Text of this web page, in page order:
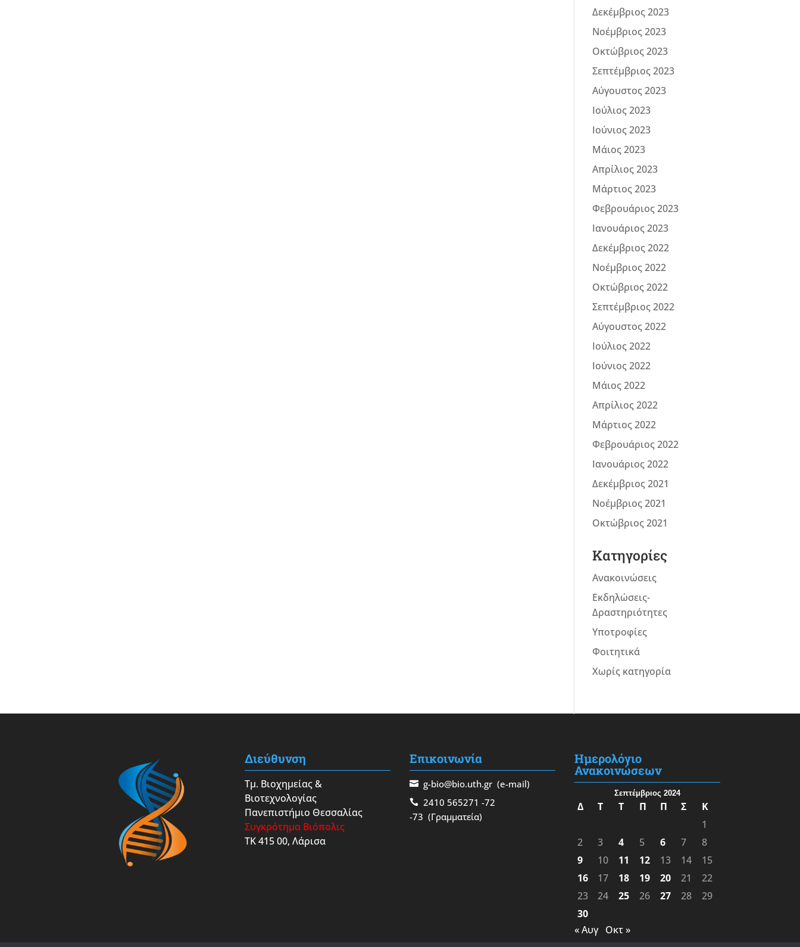
Δεκέμβριος 2023
Νοέμβριος 2023
Οκτώβριος 2023
Σεπτέμβριος 2023
Αύγουστος 2023
Ιούλιος 2023
Ιούνιος 2023
Μάιος 2023
Απρίλιος 2023
Μάρτιος 2023
Φεβρουάριος 2023
Ιανουάριος 2023
Δεκέμβριος 2022
Νοέμβριος 2022
Οκτώβριος 2022
Σεπτέμβριος 2022
Αύγουστος 2022
Ιούλιος 2022
Ιούνιος 2022
Μάιος 2022
Απρίλιος 2022
Μάρτιος 2022
Φεβρουάριος 2022
Ιανουάριος 2022
Δεκέμβριος 2021
Νοέμβριος 2021
Οκτώβριος 2021
Kατηγορίες
Ανακοινώσεις
Εκδηλώσεις-
Δραστηριότητες
Υποτροφίες
Φοιτητικά
Χωρίς κατηγορία
Διεύθυνση
Τμ. Βιοχημείας &
Βιοτεχνολογίας
Πανεπιστήμιο Θεσσαλίας
Συγκρότημα Βιόπολις
ΤΚ 415 00, Λάρισα
Επικοινωνία
g-bio@bio.uth.gr (e-mail)
2410 565271 -72
-73 (Γραμματεία)
Ημερολόγιο
Ανακοινώσεων
Σεπτέμβριος 2024
Δ Τ Τ Π Π Σ
Κ
1
2
3 4 5 6 7
8
9
10 11 12 13 14
15
16
17 18 19 20 21
22
23
24 25 26 27 28
29
30
« Αυγ Οκτ »